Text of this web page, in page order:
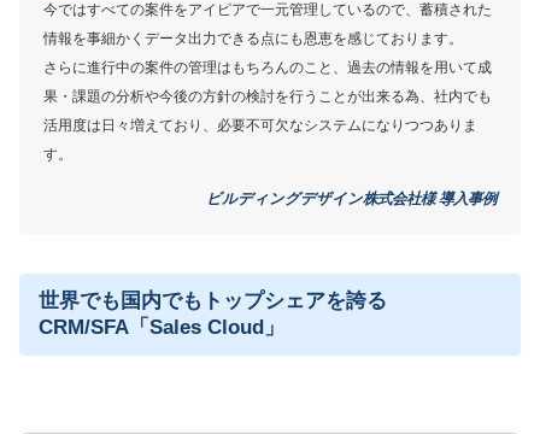
ここが少し気になる…
最低利用期間は1ヶ月、会計連携プラン・受発注機能の
料金は資料で確認
サービス詳細
今ではすべての案件をアイピアで一元管理しているので、蓄積された
情報を事細かくデータ出力できる点にも恩恵を感じております。
さらに進行中の案件の管理はもちろんのこと、過去の情報を用いて成
果・課題の分析や今後の方針の検討を行うことが出来る為、社内でも
活用度は日々増えており、必要不可欠なシステムになりつつありま
す。
ビルディングデザイン株式会社様 導入事例
世界でも国内でもトップシェアを誇る
CRM/SFA「Sales Cloud」